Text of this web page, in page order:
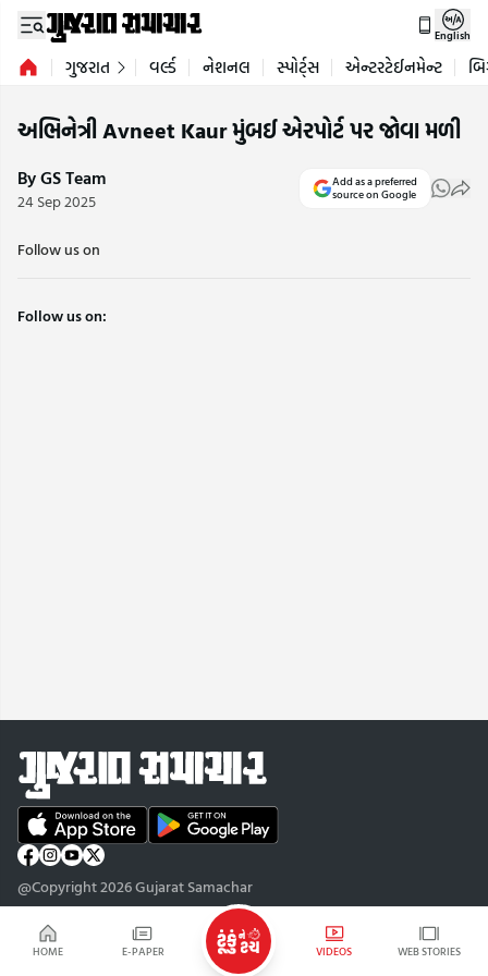
HOME E-PAPER VIDEOS WEB STORIES
English
ગુજરાત વર્લ્ડ નેશનલ સ્પોર્ટ્સ એન્ટરટેઈનમેન્ટ
અભિનેત્રી Avneet Kaur મુંબઈ એરપોર્ટ પર જોવા મળી
By GS Team
24 Sep 2025
Add as a preferred
source on Google
Follow us on
Follow us on:
@Copyright 2026 Gujarat Samachar